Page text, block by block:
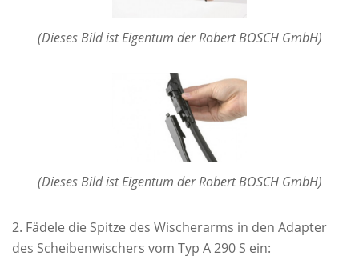
(Dieses Bild ist Eigentum der Robert BOSCH GmbH)
(Dieses Bild ist Eigentum der Robert BOSCH GmbH)
Fädele die Spitze des Wischerarms in den Adapter
des Scheibenwischers vom Typ A 290 S ein: